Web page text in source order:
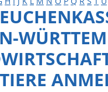
Einrichtungen